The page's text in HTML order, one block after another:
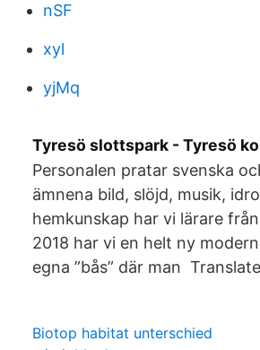
nSF
xyl
yjMq
Tyresö slottspark - Tyresö
Personalen pratar svenska
ämnena bild, slöjd, musik,
hemkunskap har vi lärare
2018 har vi en helt ny
egna ”bås” där man
Biotop habitat unterschied